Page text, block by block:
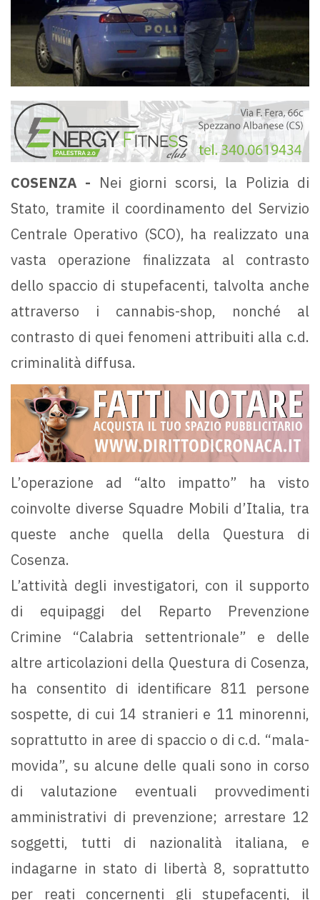
COSENZA - Nei giorni scorsi, la Polizia di
Stato, tramite il coordinamento del Servizio
Centrale Operativo (SCO), ha realizzato una
vasta operazione finalizzata al contrasto
dello spaccio di stupefacenti, talvolta anche
attraverso i cannabis-shop, nonché al
contrasto di quei fenomeni attribuiti alla c.d.
criminalità diffusa.
L’operazione ad “alto impatto” ha visto
coinvolte diverse Squadre Mobili d’Italia, tra
queste anche quella della Questura di
Cosenza.
L’attività degli investigatori, con il supporto
di equipaggi del Reparto Prevenzione
Crimine “Calabria settentrionale” e delle
altre articolazioni della Questura di Cosenza,
ha consentito di identificare 811 persone
sospette, di cui 14 stranieri e 11 minorenni,
soprattutto in aree di spaccio o di c.d. “mala-
movida”, su alcune delle quali sono in corso
di valutazione eventuali provvedimenti
amministrativi di prevenzione; arrestare 12
soggetti, tutti di nazionalità italiana, e
indagarne in stato di libertà 8, soprattutto
per reati concernenti gli stupefacenti, il